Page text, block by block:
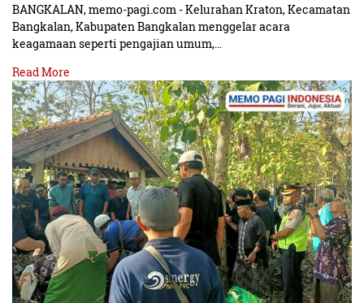
BANGKALAN, memo-pagi.com - Kelurahan Kraton, Kecamatan
Bangkalan, Kabupaten Bangkalan menggelar acara
keagamaan seperti pengajian umum,…
Read More